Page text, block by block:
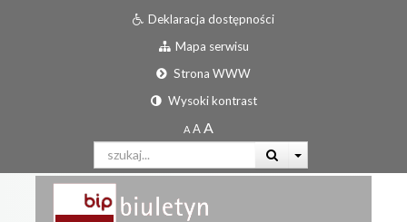
Deklaracja dostępności
Mapa serwisu
Strona WWW
Wysoki kontrast